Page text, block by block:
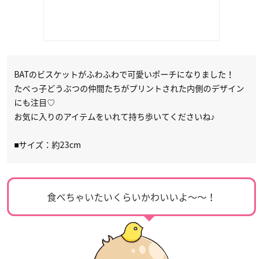
BATのビスケットがふわふわで可愛いポーチになりました！
たべっ子どうぶつの仲間たちがプリントされた内側のデザイン
にも注目♡
お気に入りのアイテムをいれて持ち歩いてくださいね♪
■サイズ：約23cm
食べちゃいたいくらいかわいいよ〜〜！